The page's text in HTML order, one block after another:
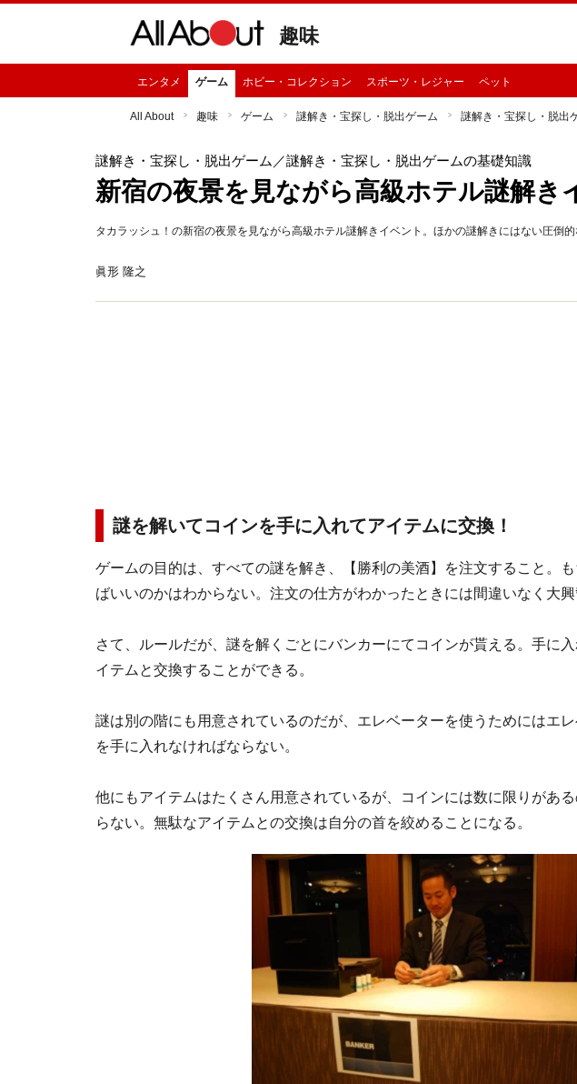
趣味
エンタメ ゲーム ホビー・コレクション スポーツ・レジャー ペット
All About 趣味 ゲーム 謎解き・宝探し・脱出ゲーム 謎解き・宝探し・脱出
謎解き・宝探し・脱出ゲーム ／謎解き・宝探し・脱出ゲームの基礎知識
新宿の夜景を見ながら高級ホテル謎解き
タカラッシュ！の新宿の夜景を見ながら高級ホテル謎解きイベント。ほかの謎解きにはない圧倒
眞形 隆之
謎を解いてコインを手に入れてアイテムに交換！
ゲームの目的は、すべての謎を解き、【勝利の美酒】を注文すること。
ばいいのかはわからない。注文の仕方がわかったときには間違いなく大興
さて、ルールだが、謎を解くごとにバンカーにてコインが貰える。手に
イテムと交換することができる。
謎は別の階にも用意されているのだが、エレベーターを使うためにはエ
を手に入れなければならない。
他にもアイテムはたくさん用意されているが、コインには数に限りがあ
らない。無駄なアイテムとの交換は自分の首を絞めることになる。